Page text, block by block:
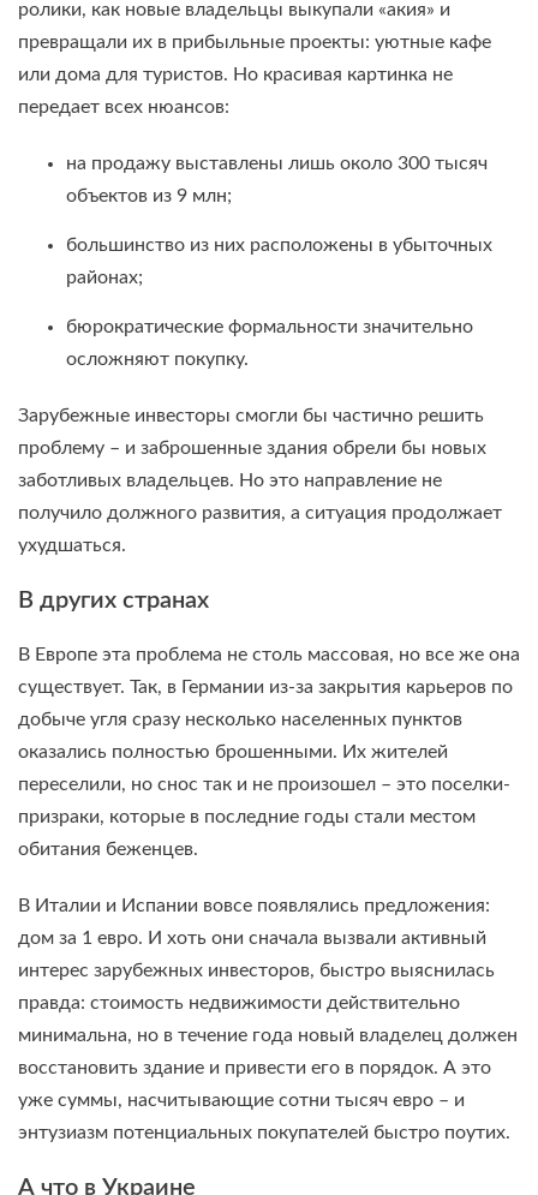
ролики, как новые владельцы выкупали «акия» и
превращали их в прибыльные проекты: уютные кафе
или дома для туристов. Но красивая картинка не
передает всех нюансов:
на продажу выставлены лишь около 300 тысяч
объектов из 9 млн;
большинство из них расположены в убыточных
районах;
бюрократические формальности значительно
осложняют покупку.
Зарубежные инвесторы смогли бы частично решить
проблему – и заброшенные здания обрели бы новых
заботливых владельцев. Но это направление не
получило должного развития, а ситуация продолжает
ухудшаться.
В других странах
В Европе эта проблема не столь массовая, но все же она
существует. Так, в Германии из-за закрытия карьеров по
добыче угля сразу несколько населенных пунктов
оказались полностью брошенными. Их жителей
переселили, но снос так и не произошел – это поселки-
призраки, которые в последние годы стали местом
обитания беженцев.
В Италии и Испании вовсе появлялись предложения:
дом за 1 евро. И хоть они сначала вызвали активный
интерес зарубежных инвесторов, быстро выяснилась
правда: стоимость недвижимости действительно
минимальна, но в течение года новый владелец должен
восстановить здание и привести его в порядок. А это
уже суммы, насчитывающие сотни тысяч евро – и
энтузиазм потенциальных покупателей быстро поутих.
А что в Украине